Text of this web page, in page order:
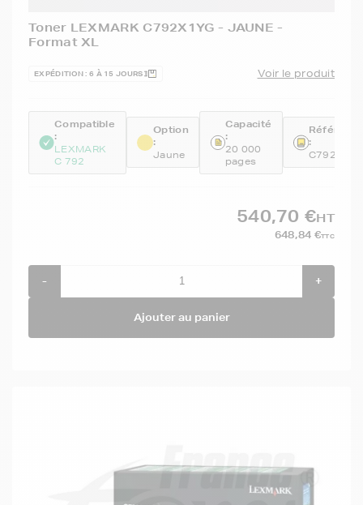
Toner LEXMARK C792X1YG - JAUNE -
Format XL
EXPÉDITION : 6 À 15 JOURS Voir le produit
Compatible
:
LEXMARK
C 792
Option
:
Jaune
Capacité
:
20 000
pages
:
540,70 €HT
648,84 €TTC
- +
Ajouter au panier